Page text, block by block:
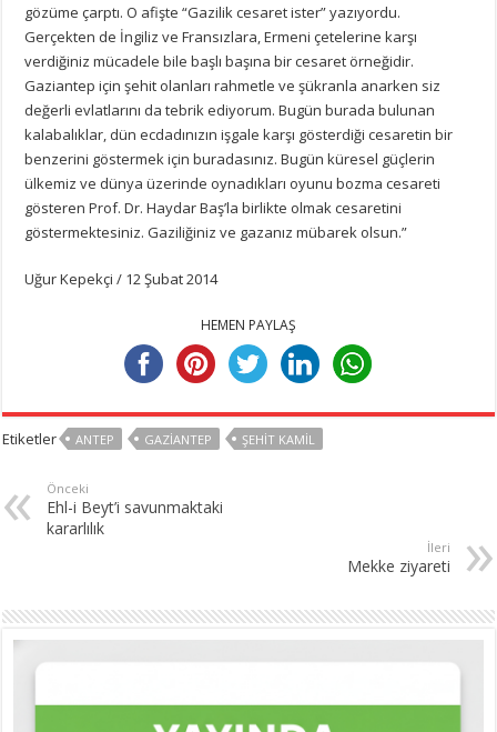
gözüme çarptı. O afişte “Gazilik cesaret ister” yazıyordu.
Gerçekten de İngiliz ve Fransızlara, Ermeni çetelerine karşı
verdiğiniz mücadele bile başlı başına bir cesaret örneğidir.
Gaziantep için şehit olanları rahmetle ve şükranla anarken siz
değerli evlatlarını da tebrik ediyorum. Bugün burada bulunan
kalabalıklar, dün ecdadınızın işgale karşı gösterdiği cesaretin bir
benzerini göstermek için buradasınız. Bugün küresel güçlerin
ülkemiz ve dünya üzerinde oynadıkları oyunu bozma cesareti
gösteren Prof. Dr. Haydar Baş’la birlikte olmak cesaretini
göstermektesiniz. Gaziliğiniz ve gazanız mübarek olsun.”
Uğur Kepekçi / 12 Şubat 2014
HEMEN PAYLAŞ
Etiketler ANTEP GAZIANTEP ŞEHIT KAMIL
Önceki
Ehl-i Beyt’i savunmaktaki
kararlılık
İleri
Mekke ziyareti